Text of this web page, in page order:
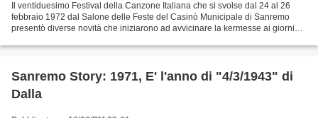
Il ventiduesimo Festival della Canzone Italiana che si svolse dal 24 al 26
febbraio 1972 dal Salone delle Feste del Casinò Municipale di Sanremo
presentò diverse novità che iniziarono ad avvicinare la kermesse ai giorni
Sanremo Story: 1971, E' l'anno di "4/3/1943" di
Dalla